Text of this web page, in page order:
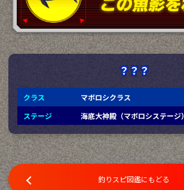
？？？
クラス
マボロシクラス
ステージ
海底大神殿（マボロシステージ）
釣りスピ図鑑にもどる